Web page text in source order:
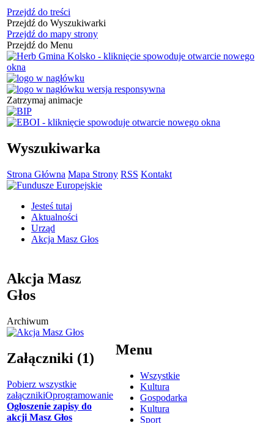
Przejdź do treści
Przejdź do Wyszukiwarki
Przejdź do mapy strony
Przejdź do Menu
Zatrzymaj animacje
Wyszukiwarka
Strona Główna Mapa Strony RSS Kontakt
Jesteś tutaj
Aktualności
Urząd
Akcja Masz Głos
Akcja Masz
Głos
Archiwum
Załączniki (1)
Pobierz wszystkie
załącznikiOprogramowanie
Ogłoszenie zapisy do
akcji Masz Głos
Menu
Wszystkie
Kultura
Gospodarka
Kultura
Sport